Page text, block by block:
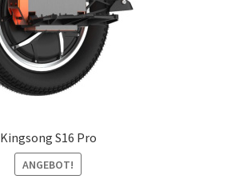
Kingsong S16 Pro
ANGEBOT!